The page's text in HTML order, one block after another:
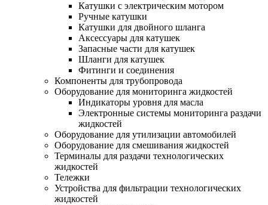
Катушки с электрическим мотором
Ручные катушки
Катушки для двойного шланга
Аксессуары для катушек
Запасные части для катушек
Шланги для катушек
Фитинги и соединения
Компоненты для трубопровода
Оборудование для мониторинга жидкостей
Индикаторы уровня для масла
Электронные системы мониторинга раздачи
жидкостей
Оборудование для утилизации автомобилей
Оборудование для смешивания жидкостей
Терминалы для раздачи технологических
жидкостей
Тележки
Устройства для фильтрации технологических
жидкостей